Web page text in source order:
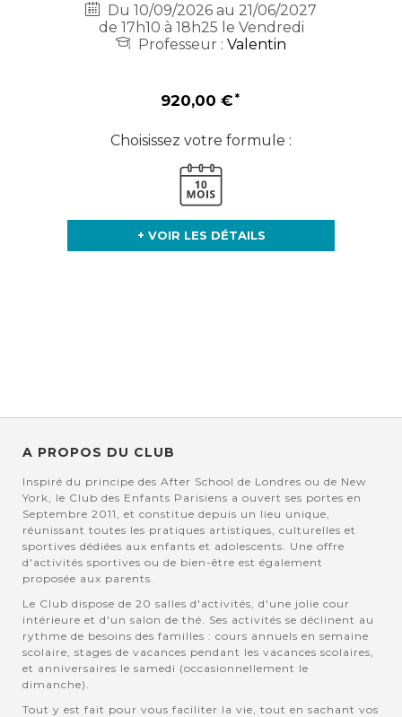
Du 10/09/2026 au 21/06/2027
de 17h10 à 18h25 le Vendredi
Professeur : Valentin
920,00 €
Choisissez votre formule :
+ VOIR LES DÉTAILS
A PROPOS DU CLUB
Inspiré du principe des After School de Londres ou de New
York, le Club des Enfants Parisiens a ouvert ses portes en
Septembre 2011, et constitue depuis un lieu unique,
réunissant toutes les pratiques artistiques, culturelles et
sportives dédiées aux enfants et adolescents. Une offre
d'activités sportives ou de bien-être est également
proposée aux parents.
Le Club dispose de 20 salles d'activités, d'une jolie cour
intérieure et d'un salon de thé. Ses activités se déclinent au
rythme de besoins des familles : cours annuels en semaine
scolaire, stages de vacances pendant les vacances scolaires,
et anniversaires le samedi (occasionnellement le
dimanche).
Tout y est fait pour vous faciliter la vie, tout en sachant vos